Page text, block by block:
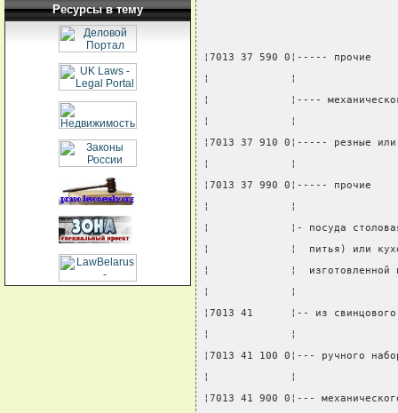
Ресурсы в тему
¦7013 37 590 0¦-----
¦             ¦
¦             ¦----
¦             ¦
¦7013 37 910 0¦----- резные
¦             ¦
¦7013 37 990 0¦-----
¦             ¦
¦             ¦- посуда
¦             ¦  питья) или
¦             ¦
¦             ¦
¦7013 41      ¦-- из
¦             ¦
¦7013 41 100 0¦---
¦             ¦
¦7013 41 900 0¦---